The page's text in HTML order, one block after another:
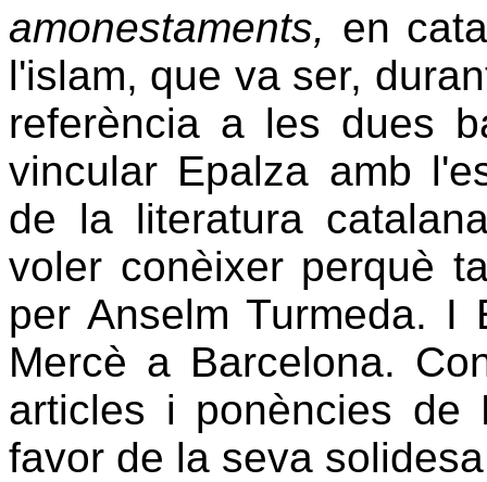
amonestaments, en
l'islam, que va ser,
referència a les dues
vincular Epalza amb
de la literatura
voler conèixer perquè
per Anselm Turmeda.
Mercè a Barcelona.
articles i ponències de
favor de la seva